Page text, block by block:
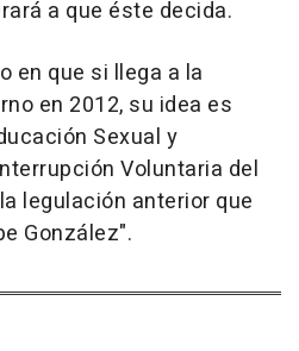
a que éste decida.
en que si llega a la
en 2012, su idea es
Sexual y
Voluntaria del
legulación anterior que
González".